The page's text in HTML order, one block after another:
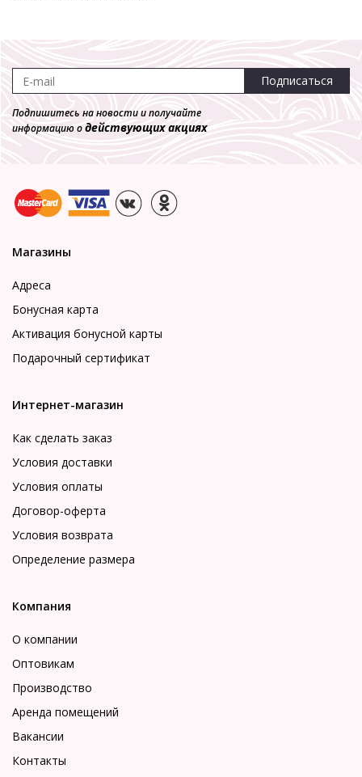
Подписаться
Подпишитесь на новости и получайте
информацию одействующих акциях
Магазины
Адреса
Бонусная карта
Активация бонусной карты
Подарочный сертификат
Интернет-магазин
Как сделать заказ
Условия доставки
Условия оплаты
Договор-оферта
Условия возврата
Определение размера
Компания
О компании
Оптовикам
Производство
Аренда помещений
Вакансии
Контакты